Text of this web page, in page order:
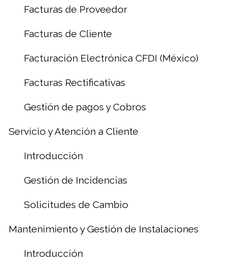
Facturas de Proveedor
Facturas de Cliente
Facturación Electrónica CFDI (México)
Facturas Rectificativas
Gestión de pagos y Cobros
Servicio y Atención a Cliente
Introducción
Gestión de Incidencias
Solicitudes de Cambio
Mantenimiento y Gestión de Instalaciones
Introducción